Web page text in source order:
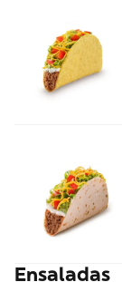
Ensaladas